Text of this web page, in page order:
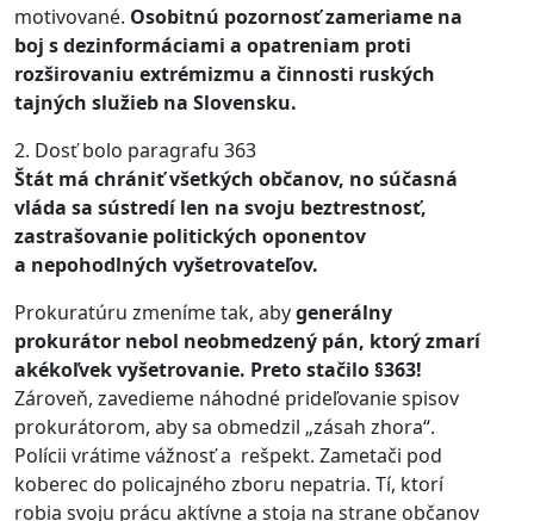
motivované. Osobitnú pozornosť zameriame na
boj s dezinformáciami a opatreniam proti
rozširovaniu extrémizmu a činnosti ruských
tajných služieb na Slovensku.
2. Dosť bolo paragrafu 363
Štát má chrániť všetkých občanov, no súčasná
vláda sa sústredí len na svoju beztrestnosť,
zastrašovanie politických oponentov
a nepohodlných vyšetrovateľov.
Prokuratúru zmeníme tak, abygenerálny
prokurátor nebol neobmedzený pán, ktorý zmarí
akékoľvek vyšetrovanie. Preto stačilo §363!
Zároveň, zavedieme náhodné prideľovanie spisov
prokurátorom, aby sa obmedzil „zásah zhora“.
Polícii vrátime vážnosť a rešpekt. Zametači pod
koberec do policajného zboru nepatria. Tí, ktorí
robia svoju prácu aktívne a stoja na strane občanov